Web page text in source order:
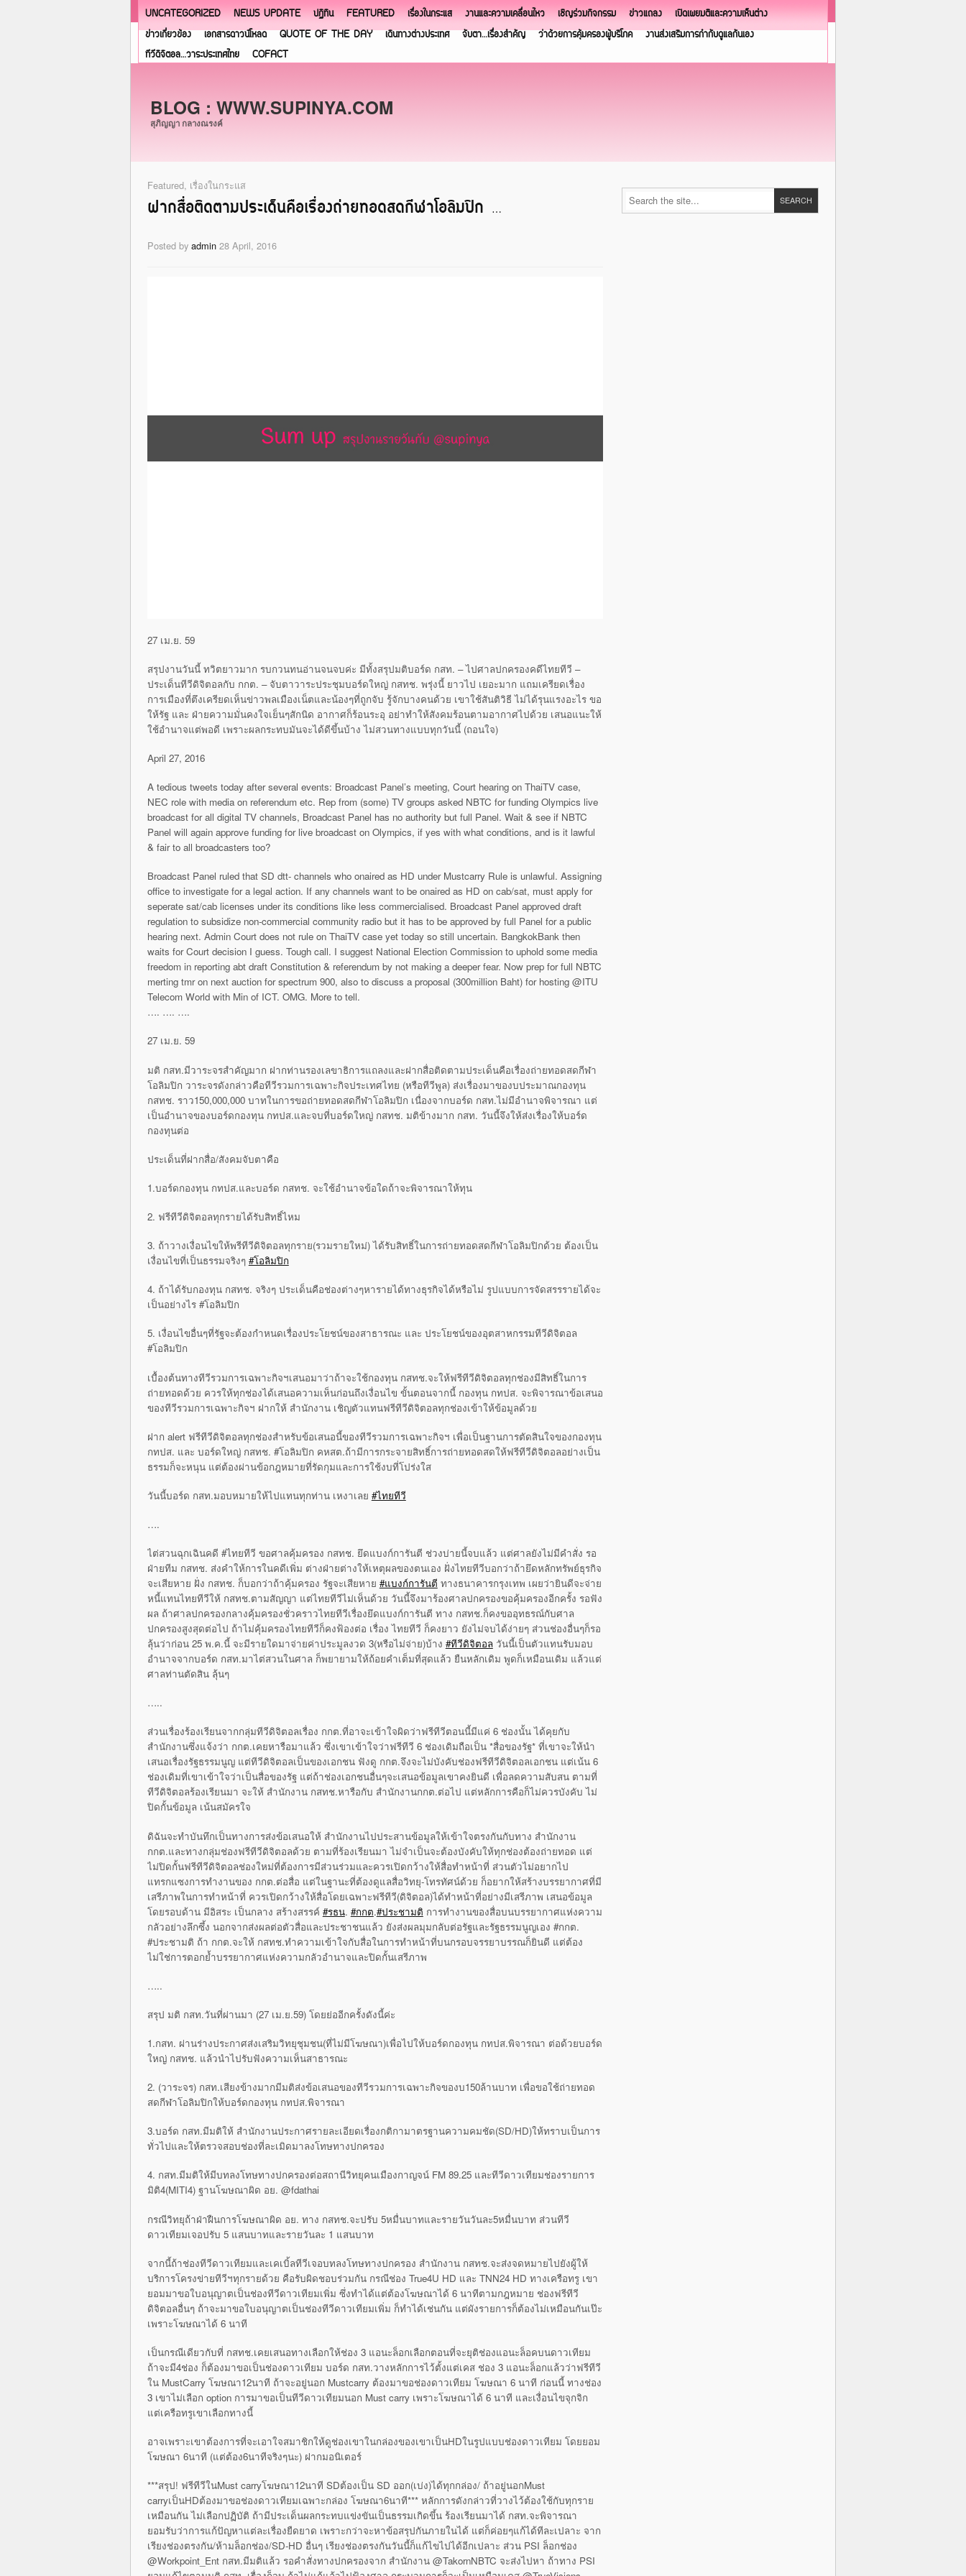
UNCATEGORIZED NEWS UPDATE ปฏิทิน FEATURED เรื่องในกระแส งานและความเคลื่อนไหว เชิญร่วมกิจกรรม ข่าวแถลง
เปิดเผยมติและความเห็นต่าง
ข่าวเกี่ยวข้อง
เอกสารดาวน์โหลด QUOTE OF THE DAY เดินทางต่างประเทศ จับตา…เรื่องสำคัญ ว่าด้วยการคุ้มครองผู้บริโภค
งานส่งเสริมการกำกับดูแลกันเอง
ทีวีดิจิตอล…วาระประเทศไทย
COFACT
BLOG : WWW.SUPINYA.COM
สุภิญญา กลางณรงค์
Featured, เรื่องในกระแส
ฝากสื่อติดตามประเด็นคือเรื่องถ่ายทอดสดกีฬาโอลิมปิก …
Posted by admin 28 April, 2016
27 เม.ย. 59
สรุปงานวันนี้ ทวิตยาวมาก รบกวนทนอ่านจนจบค่ะ มีทั้งสรุปมติบอร์ด กสท. – ไปศาลปกครองคดีไทยทีวี –
ประเด็นทีวีดิจิตอลกับ กกต. – จับตาวาระประชุมบอร์ดใหญ่ กสทช. พรุ่งนี้ ยาวไป เยอะมาก แถมเครียดเรื่อง
การเมืองที่ตึงเครียดเห็นข่าวพลเมืองเน็ตและน้องๆที่ถูกจับ รู้จักบางคนด้วย เขาใช้สันติวิธี ไม่ได้รุนแรงอะไร ขอ
ให้รัฐ และ ฝ่ายความมั่นคงใจเย็นๆสักนิด อากาศก็ร้อนระอุ อย่าทำให้สังคมร้อนตามอากาศไปด้วย เสนอแนะให้
ใช้อำนาจแต่พอดี เพราะผลกระทบมันจะได้ดีขึ้นบ้าง ไม่สวนทางแบบทุกวันนี้ (ถอนใจ)
April 27, 2016
A tedious tweets today after several events: Broadcast Panel’s meeting, Court hearing on ThaiTV case,
NEC role with media on referendum etc. Rep from (some) TV groups asked NBTC for funding Olympics live
broadcast for all digital TV channels, Broadcast Panel has no authority but full Panel. Wait & see if NBTC
Panel will again approve funding for live broadcast on Olympics, if yes with what conditions, and is it lawful
& fair to all broadcasters too?
Broadcast Panel ruled that SD dtt- channels who onaired as HD under Mustcarry Rule is unlawful. Assigning
office to investigate for a legal action. If any channels want to be onaired as HD on cab/sat, must apply for
seperate sat/cab licenses under its conditions like less commercialised. Broadcast Panel approved draft
regulation to subsidize non-commercial community radio but it has to be approved by full Panel for a public
hearing next. Admin Court does not rule on ThaiTV case yet today so still uncertain. BangkokBank then
waits for Court decision I guess. Tough call. I suggest National Election Commission to uphold some media
freedom in reporting abt draft Constitution & referendum by not making a deeper fear. Now prep for full NBTC
merting tmr on next auction for spectrum 900, also to discuss a proposal (300million Baht) for hosting @ITU
Telecom World with Min of ICT. OMG. More to tell.
…. …. ….
27 เม.ย. 59
มติ กสท.มีวาระจรสำคัญมาก ฝากท่านรองเลขาธิการแถลงและฝากสื่อติดตามประเด็นคือเรื่องถ่ายทอดสดกีฬา
โอลิมปิก วาระจรดังกล่าวคือทีวีรวมการเฉพาะกิจประเทศไทย (หรือทีวีพูล) ส่งเรื่องมาของบประมาณกองทุน
กสทช. ราว150,000,000 บาทในการขอถ่ายทอดสดกีฬาโอลิมปิก เนื่องจากบอร์ด กสท.ไม่มีอำนาจพิจารณา แต่
เป็นอำนาจของบอร์ดกองทุน กทปส.และจบที่บอร์ดใหญ่ กสทช. มติข้างมาก กสท. วันนี้จึงให้ส่งเรื่องให้บอร์ด
กองทุนต่อ
ประเด็นที่ฝากสื่อ/สังคมจับตาคือ
1.บอร์ดกองทุน กทปส.และบอร์ด กสทช. จะใช้อำนาจข้อใดถ้าจะพิจารณาให้ทุน
2. ฟรีทีวีดิจิตอลทุกรายได้รับสิทธิ์ไหม
3. ถ้าวางเงื่อนไขให้พรีทีวีดิจิตอลทุกราย(รวมรายใหม่) ได้รับสิทธิ์ในการถ่ายทอดสดกีฬาโอลิมปิกด้วย ต้องเป็น
เงื่อนไขที่เป็นธรรมจริงๆ ‪#‎โอลิมปิก
4. ถ้าได้รับกองทุน กสทช. จริงๆ ประเด็นคือช่องต่างๆหารายได้ทางธุรกิจได้หรือไม่ รูปแบบการจัดสรรรายได้จะ
เป็นอย่างไร #โอลิมปิก
5. เงื่อนไขอื่นๆที่รัฐจะต้องกำหนดเรื่องประโยชน์ของสาธารณะ และ ประโยชน์ของอุตสาหกรรมทีวีดิจิตอล
#โอลิมปิก
เบื้องต้นทางทีวีรวมการเฉพาะกิจฯเสนอมาว่าถ้าจะใช้กองทุน กสทช.จะให้ฟรีทีวีดิจิตอลทุกช่องมีสิทธิ์ในการ
ถ่ายทอดด้วย ควรให้ทุกช่องได้เสนอความเห็นก่อนถึงเงื่อนไข ขั้นตอนจากนี้ กองทุน กทปส. จะพิจารณาข้อเสนอ
ของทีวีรวมการเฉพาะกิจฯ ฝากให้ สำนักงาน เชิญตัวแทนฟรีทีวีดิจิตอลทุกช่องเข้าให้ข้อมูลด้วย
ฝาก alert ฟรีทีวีดิจิตอลทุกช่องสำหรับข้อเสนอนี้ของทีวีรวมการเฉพาะกิจฯ เพื่อเป็นฐานการตัดสินใจของกองทุน
กทปส. และ บอร์ดใหญ่ กสทช. #โอลิมปิก คหสต.ถ้ามีการกระจายสิทธิ์การถ่ายทอดสดให้ฟรีทีวีดิจิตอลอย่างเป็น
ธรรมก็จะหนุน แต่ต้องผ่านข้อกฎหมายที่รัดกุมและการใช้งบที่โปร่งใส
วันนี้บอร์ด กสท.มอบหมายให้ไปแทนทุกท่าน เหงาเลย ‪#‎ไทยทีวี
….
ไต่สวนฉุกเฉินคดี #ไทยทีวี ขอศาลคุ้มครอง กสทช. ยึดแบงก์การันตี ช่วงบ่ายนี้จบแล้ว แต่ศาลยังไม่มีคำสั่ง รอ
ฝ่ายทีม กสทช. ส่งคำให้การในคดีเพิ่ม ต่างฝ่ายต่างให้เหตุผลของตนเอง ฝั่งไทยทีวีบอกว่าถ้ายึดหลักทรัพย์ธุรกิจ
จะเสียหาย ฝั่ง กสทช. ก็บอกว่าถ้าคุ้มครอง รัฐจะเสียหาย ‪#‎แบงก์การันตี ทางธนาคารกรุงเทพ เผยว่ายินดีจะจ่าย
หนี้แทนไทยทีวีให้ กสทช.ตามสัญญา แต่ไทยทีวีไม่เห็นด้วย วันนี้จึงมาร้องศาลปกครองขอคุ้มครองอีกครั้ง รอฟัง
ผล ถ้าศาลปกครองกลางคุ้มครองชั่วคราวไทยทีวีเรื่องยึดแบงก์การันตี ทาง กสทช.ก็คงขออุทธรณ์กับศาล
ปกครองสูงสุดต่อไป ถ้าไม่คุ้มครองไทยทีวีก็คงฟ้องต่อ เรื่อง ไทยทีวี ก็คงยาว ยังไม่จบได้ง่ายๆ ส่วนช่องอื่นๆก็รอ
ลุ้นว่าก่อน 25 พ.ค.นี้ จะมีรายใดมาจ่ายค่าประมูลงวด 3(หรือไม่จ่าย)บ้าง ‪#‎ทีวีดิจิตอลวันนี้เป็นตัวแทนรับมอบ
อำนาจจากบอร์ด กสท.มาไต่สวนในศาล ก็พยายามให้ถ้อยคำเต็มที่สุดแล้ว ยืนหลักเดิม พูดก็เหมือนเดิม แล้วแต่
ศาลท่านตัดสิน ลุ้นๆ
…..
ส่วนเรื่องร้องเรียนจากกลุ่มทีวีดิจิตอลเรื่อง กกต.ที่อาจะเข้าใจผิดว่าฟรีทีวีตอนนี้มีแค่ 6 ช่องนั้น ได้คุยกับ
สำนักงานซึ่งแจ้งว่า กกต.เคยหารือมาแล้ว ซึ่งเขาเข้าใจว่าฟรีทีวี 6 ช่องเดิมถือเป็น *สื่อของรัฐ* ที่เขาจะให้นำ
เสนอเรื่องรัฐธรรมนูญ แต่ทีวีดิจิตอลเป็นของเอกชน ฟังดู กกต.จึงจะไม่บังคับช่องฟรีทีวีดิจิตอลเอกชน แต่เน้น 6
ช่องเดิมที่เขาเข้าใจว่าเป็นสื่อของรัฐ แต่ถ้าช่องเอกชนอื่นๆจะเสนอข้อมูลเขาคงยินดี เพื่อลดความสับสน ตามที่
ทีวีดิจิตอลร้องเรียนมา จะให้ สำนักงาน กสทช.หารือกับ สำนักงานกกต.ต่อไป แต่หลักการคือก็ไม่ควรบังคับ ไม่
ปิดกั้นข้อมูล เน้นสมัครใจ
ดิฉันจะทำบันทึกเป็นทางการส่งข้อเสนอให้ สำนักงานไปประสานข้อมูลให้เข้าใจตรงกันกับทาง สำนักงาน
กกต.และทางกลุ่มช่องฟรีทีวีดิจิตอลด้วย ตามที่ร้องเรียนมา ไม่จำเป็นจะต้องบังคับให้ทุกช่องต้องถ่ายทอด แต่
ไม่ปิดกั้นฟรีทีวีดิจิตอลช่องใหม่ที่ต้องการมีส่วนร่วมและควรเปิดกว้างให้สื่อทำหน้าที่ ส่วนตัวไม่อยากไป
แทรกแซงการทำงานของ กกต.ต่อสื่อ แต่ในฐานะที่ต้องดูแลสื่อวิทยุ-โทรทัศน์ด้วย ก็อยากให้สร้างบรรยากาศที่มี
เสรีภาพในการทำหน้าที่ ควรเปิดกว้างให้สื่อโดยเฉพาะฟรีทีวี(ดิจิตอล)ได้ทำหน้าที่อย่างมีเสรีภาพ เสนอข้อมูล
โดยรอบด้าน มีอิสระ เป็นกลาง สร้างสรรค์ ‪#‎รธน. ‪#‎กกต.‪#‎ประชามติ การทำงานของสื่อบนบรรยากาศแห่งความ
กลัวอย่างลึกซึ้ง นอกจากส่งผลต่อตัวสื่อและประชาชนแล้ว ยังส่งผลมุมกลับต่อรัฐและรัฐธรรมนูญเอง #กกต.
#ประชามติ ถ้า กกต.จะให้ กสทช.ทำความเข้าใจกับสื่อในการทำหน้าที่บนกรอบจรรยาบรรณก็ยินดี แต่ต้อง
ไม่ใช่การตอกย้ำบรรยากาศแห่งความกลัวอำนาจและปิดกั้นเสรีภาพ
…..
สรุป มติ กสท.วันที่ผ่านมา (27 เม.ย.59) โดยย่ออีกครั้งดังนี้ค่ะ
1.กสท. ผ่านร่างประกาศส่งเสริมวิทยุชุมชน(ที่ไม่มีโฆษณา)เพื่อไปให้บอร์ดกองทุน กทปส.พิจารณา ต่อด้วยบอร์ด
ใหญ่ กสทช. แล้วนำไปรับฟังความเห็นสาธารณะ
2. (วาระจร) กสท.เสียงข้างมากมีมติส่งข้อเสนอของทีวีรวมการเฉพาะกิจของบ150ล้านบาท เพื่อขอใช้ถ่ายทอด
สดกีฬาโอลิมปิกให้บอร์ดกองทุน กทปส.พิจารณา
3.บอร์ด กสท.มีมติให้ สำนักงานประกาศรายละเอียดเรื่องกติกามาตรฐานความคมชัด(SD/HD)ให้ทราบเป็นการ
ทั่วไปและให้ตรวจสอบช่องที่ละเมิดมาลงโทษทางปกครอง
4. กสท.มีมติให้มีบทลงโทษทางปกครองต่อสถานีวิทยุคนเมืองกาญจน์ FM 89.25 และทีวีดาวเทียมช่องรายการ
มิติ4(MITI4) ฐานโฆษณาผิด อย. @fdathai
กรณีวิทยุถ้าฝ่าฝืนการโฆษณาผิด อย. ทาง กสทช.จะปรับ 5หมื่นบาทและรายวันวันละ5หมื่นบาท ส่วนทีวี
ดาวเทียมเจอปรับ 5 แสนบาทและรายวันละ 1 แสนบาท
จากนี้ถ้าช่องทีวีดาวเทียมและเคเบิ้ลทีวีเจอบทลงโทษทางปกครอง สำนักงาน กสทช.จะส่งจดหมายไปยังผู้ให้
บริการโครงข่ายทีวีฯทุกรายด้วย คือรับผิดชอบร่วมกัน กรณีช่อง True4U HD และ TNN24 HD ทางเครือทรู เขา
ยอมมาขอใบอนุญาตเป็นช่องทีวีดาวเทียมเพิ่ม ซึ่งทำได้แต่ต้องโฆษณาได้ 6 นาทีตามกฎหมาย ช่องฟรีทีวี
ดิจิตอลอื่นๆ ถ้าจะมาขอใบอนุญาตเป็นช่องทีวีดาวเทียมเพิ่ม ก็ทำได้เช่นกัน แต่ผังรายการก็ต้องไม่เหมือนกันเป๊ะ
เพราะโฆษณาได้ 6 นาที
เป็นกรณีเดียวกับที่ กสทช.เคยเสนอทางเลือกให้ช่อง 3 แอนะล็อกเลือกตอนที่จะยุติช่องแอนะล็อคบนดาวเทียม
ถ้าจะมี4ช่อง ก็ต้องมาขอเป็นช่องดาวเทียม บอร์ด กสท.วางหลักการไว้ตั้งแต่เคส ช่อง 3 แอนะล็อกแล้วว่าฟรีทีวี
ใน MustCarry โฆษณา12นาที ถ้าจะอยู่นอก Mustcarry ต้องมาขอช่องดาวเทียม โฆษณา 6 นาที ก่อนนี้ ทางช่อง
3 เขาไม่เลือก option การมาขอเป็นทีวีดาวเทียมนอก Must carry เพราะโฆษณาได้ 6 นาที และเงื่อนไขจุกจิก
แต่เครือทรูเขาเลือกทางนี้
อาจเพราะเขาต้องการที่จะเอาใจสมาชิกให้ดูช่องเขาในกล่องของเขาเป็นHDในรูปแบบช่องดาวเทียม โดยยอม
โฆษณา 6นาที (แต่ต้อง6นาทีจริงๆนะ) ฝากมอนิเตอร์
***สรุป! ฟรีทีวีในMust carryโฆษณา12นาที SDต้องเป็น SD ออก(เบ่ง)ได้ทุกกล่อง/ ถ้าอยู่นอกMust
carryเป็นHDต้องมาขอช่องดาวเทียมเฉพาะกล่อง โฆษณา6นาที*** หลักการดังกล่าวที่วางไว้ต้องใช้กับทุกราย
เหมือนกัน ไม่เลือกปฏิบัติ ถ้ามีประเด็นผลกระทบแข่งขันเป็นธรรมเกิดขึ้น ร้องเรียนมาได้ กสท.จะพิจารณา
ยอมรับว่าการแก้ปัญหาแต่ละเรื่องยืดยาด เพราะกว่าจะหาข้อสรุปกันภายในได้ แต่ก็ค่อยๆแก้ได้ทีละเปลาะ จาก
เรียงช่องตรงกัน/ห้ามล็อกช่อง/SD-HD อื่นๆ เรียงช่องตรงกันวันนี้ก็แก้ไขไปได้อีกเปลาะ ส่วน PSI ล็อกช่อง
@Workpoint_Ent กสท.มีมติแล้ว รอคำสั่งทางปกครองจาก สำนักงาน @TakornNBTC จะส่งไปหา ถ้าทาง PSI